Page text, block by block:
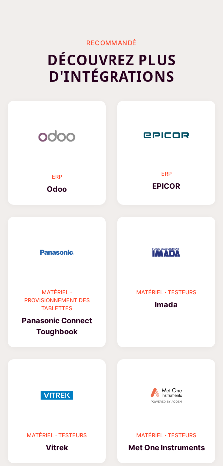
RECOMMANDÉ
DÉCOUVREZ PLUS
D'INTÉGRATIONS
ERP
Odoo
ERP
EPICOR
MATÉRIEL ·
PROVISIONNEMENT DES
TABLETTES
Panasonic Connect
Toughbook
MATÉRIEL · TESTEURS
Imada
MATÉRIEL · TESTEURS
Vitrek
MATÉRIEL · TESTEURS
Met One Instruments